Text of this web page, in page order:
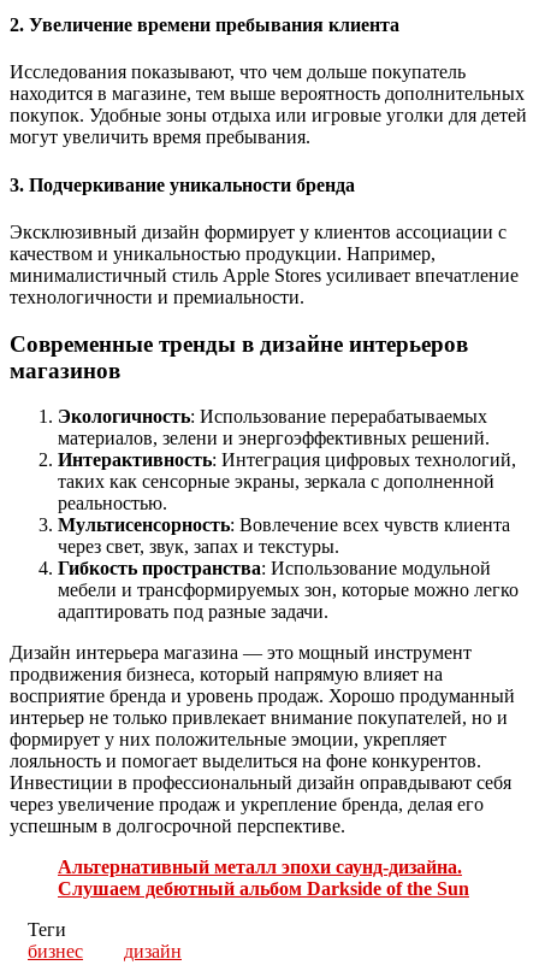
2. Увеличение времени пребывания клиента
Исследования показывают, что чем дольше покупатель
находится в магазине, тем выше вероятность дополнительных
покупок. Удобные зоны отдыха или игровые уголки для детей
могут увеличить время пребывания.
3. Подчеркивание уникальности бренда
Эксклюзивный дизайн формирует у клиентов ассоциации с
качеством и уникальностью продукции. Например,
минималистичный стиль Apple Stores усиливает впечатление
технологичности и премиальности.
Современные тренды в дизайне интерьеров
магазинов
Экологичность: Использование перерабатываемых
материалов, зелени и энергоэффективных решений.
Интерактивность: Интеграция цифровых технологий,
таких как сенсорные экраны, зеркала с дополненной
реальностью.
Мультисенсорность: Вовлечение всех чувств клиента
через свет, звук, запах и текстуры.
Гибкость пространства: Использование модульной
мебели и трансформируемых зон, которые можно легко
адаптировать под разные задачи.
Дизайн интерьера магазина — это мощный инструмент
продвижения бизнеса, который напрямую влияет на
восприятие бренда и уровень продаж. Хорошо продуманный
интерьер не только привлекает внимание покупателей, но и
формирует у них положительные эмоции, укрепляет
лояльность и помогает выделиться на фоне конкурентов.
Инвестиции в профессиональный дизайн оправдывают себя
через увеличение продаж и укрепление бренда, делая его
успешным в долгосрочной перспективе.
Альтернативный металл эпохи саунд-дизайна.
Слушаем дебютный альбом Darkside of the Sun
Теги
бизнес
дизайн